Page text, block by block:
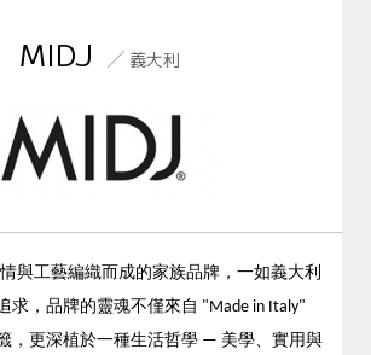
MIDJ 義大利
與工藝編織而成的家族品牌，一如義大利
求，品牌的靈魂不僅來自 "Made in Italy"
，更深植於一種生活哲學 — 美學、實用與